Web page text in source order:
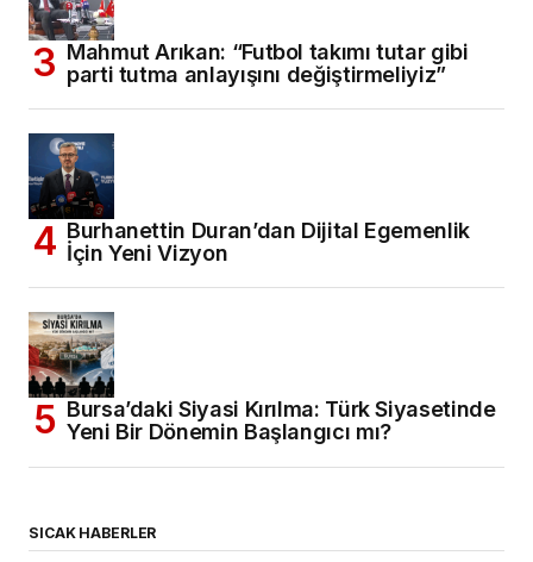
Mahmut Arıkan: “Futbol takımı tutar gibi
parti tutma anlayışını değiştirmeliyiz”
Burhanettin Duran’dan Dijital Egemenlik
İçin Yeni Vizyon
Bursa’daki Siyasi Kırılma: Türk Siyasetinde
Yeni Bir Dönemin Başlangıcı mı?
SICAK HABERLER